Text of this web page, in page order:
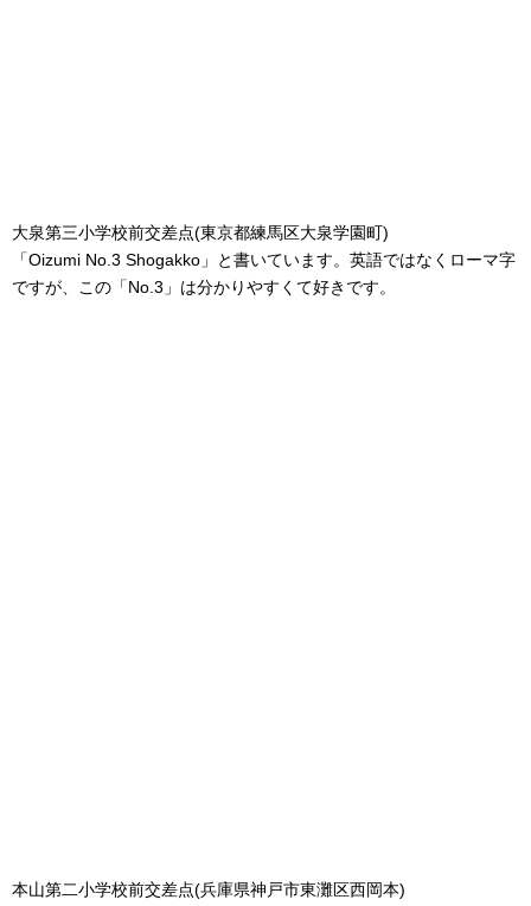
大泉第三小学校前交差点(東京都練馬区大泉学園町)
「Oizumi No.3 Shogakko」と書いています。英語ではなくローマ字
ですが、この「No.3」は分かりやすくて好きです。
本山第二小学校前交差点(兵庫県神戸市東灘区西岡本)